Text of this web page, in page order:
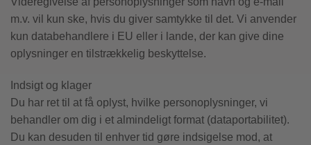
m.v. vil kun ske, hvis du giver samtykke til det. Vi anvender
kun databehandlere i EU eller i lande, der kan give dine
oplysninger en tilstrækkelig beskyttelse.
Indsigt og klager
Du har ret til at få oplyst, hvilke personoplysninger, vi
behandler om dig i et almindeligt format (dataportabilitet).
Du kan desuden til enhver tid gøre indsigelse mod, at